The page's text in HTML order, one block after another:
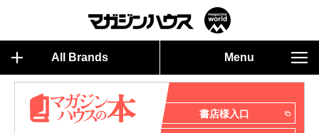
All Brands Menu
書店様入口